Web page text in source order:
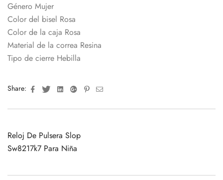
Género Mujer
Color del bisel Rosa
Color de la caja Rosa
Material de la correa Resina
Tipo de cierre Hebilla
Share: FacebookTwitterLinkedinGoogle+Pinterest
Email
Reloj De Pulsera Slop
Sw8217k7 Para Niña